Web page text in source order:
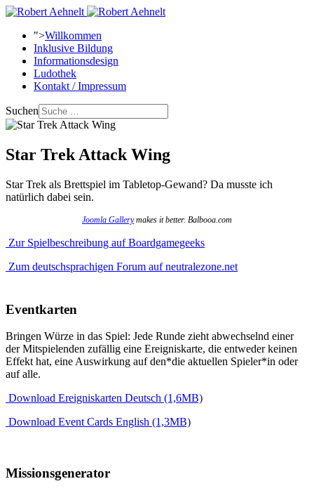
">Willkommen
Inklusive Bildung
Informationsdesign
Ludothek
Kontakt / Impressum
Suchen
Star Trek Attack Wing
Star Trek als Brettspiel im Tabletop-Gewand? Da musste ich
natürlich dabei sein.
Joomla Gallerymakes it better. Balbooa.com
Zur Spielbeschreibung auf Boardgamegeeks
Zum deutschsprachigen Forum auf neutralezone.net
Eventkarten
Bringen Würze in das Spiel: Jede Runde zieht abwechselnd einer
der Mitspielenden zufällig eine Ereigniskarte, die entweder keinen
Effekt hat, eine Auswirkung auf den*die aktuellen Spieler*in oder
auf alle.
Download Ereigniskarten Deutsch (1,6MB)
Download Event Cards English (1,3MB)
Missionsgenerator